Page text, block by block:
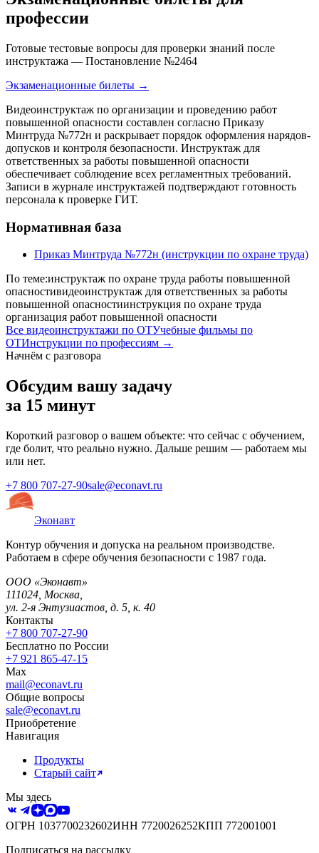
профессии
Готовые тестовые вопросы для проверки знаний после
инструктажа — Постановление №2464
Экзаменационные билеты →
Видеоинструктаж по организации и проведению работ
повышенной опасности составлен согласно Приказу
Минтруда №772н и раскрывает порядок оформления нарядов-
допусков и контроля безопасности. Инструктаж для
ответственных за работы повышенной опасности
обеспечивает соблюдение всех регламентных требований.
Записи в журнале инструктажей подтверждают готовность
персонала к проверке ГИТ.
Нормативная база
Приказ Минтруда №772н (инструкции по охране труда)
По теме:инструктаж по охране труда работы повышенной
опасностивидеоинструктаж для ответственных за работы
повышенной опасностиинструкция по охране труда
организация работ повышенной опасности
Все видеоинструктажи по ОТУчебные фильмы по
ОТИнструкции по профессиям →
Начнём с разговора
Обсудим вашу задачу
за 15 минут
Короткий разговор о вашем объекте: что сейчас с обучением,
где болит, что реально нужно. Дальше решим — работаем мы
или нет.
+7 800 707-27-90sale@econavt.ru
Эконавт
Контур обучения и допуска на реальном производстве.
Работаем в сфере обучения безопасности с 1987 года.
ООО «Эконавт»
111024 Москва
ул. 2-я Энтузиастов, д. 5, к. 40
Контакты
+7 800 707-27-90
Бесплатно по России
+7 921 865-47-15
Max
mail@econavt.ru
Общие вопросы
sale@econavt.ru
Приобретение
Навигация
Продукты
Старый сайт
Мы здесь
ОГРН 1037700232602ИНН 7720026252КПП 772001001
Подписаться на рассылку